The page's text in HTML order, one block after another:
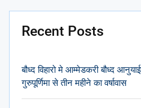
Recent Posts
बौध्द विहारो मे आम्मेडकरी बौध्द
गुरुपूर्णिमा से तीन महीने का वर्षावास